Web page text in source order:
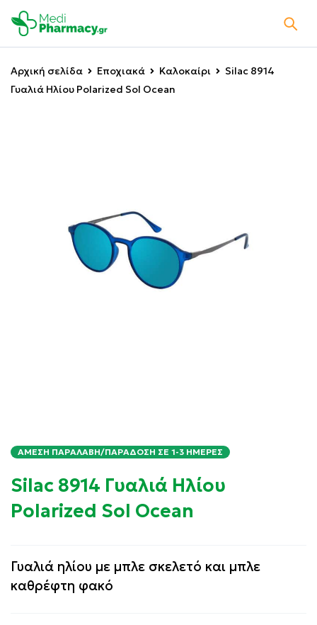
Αρχική σελίδα Εποχιακά Καλοκαίρι
Silac 8914
Γυαλιά Ηλίου Polarized Sol Ocean
ΆΜΕΣΗ ΠΑΡΑΛΑΒΉ/ΠΑΡΆΔΟΣΗ ΣΕ 1-3 ΗΜΈΡΕΣ
Silac 8914 Γυαλιά Ηλίου
Polarized Sol Ocean
Γυαλιά ηλίου με μπλε σκελετό και μπλε
καθρέφτη φακό